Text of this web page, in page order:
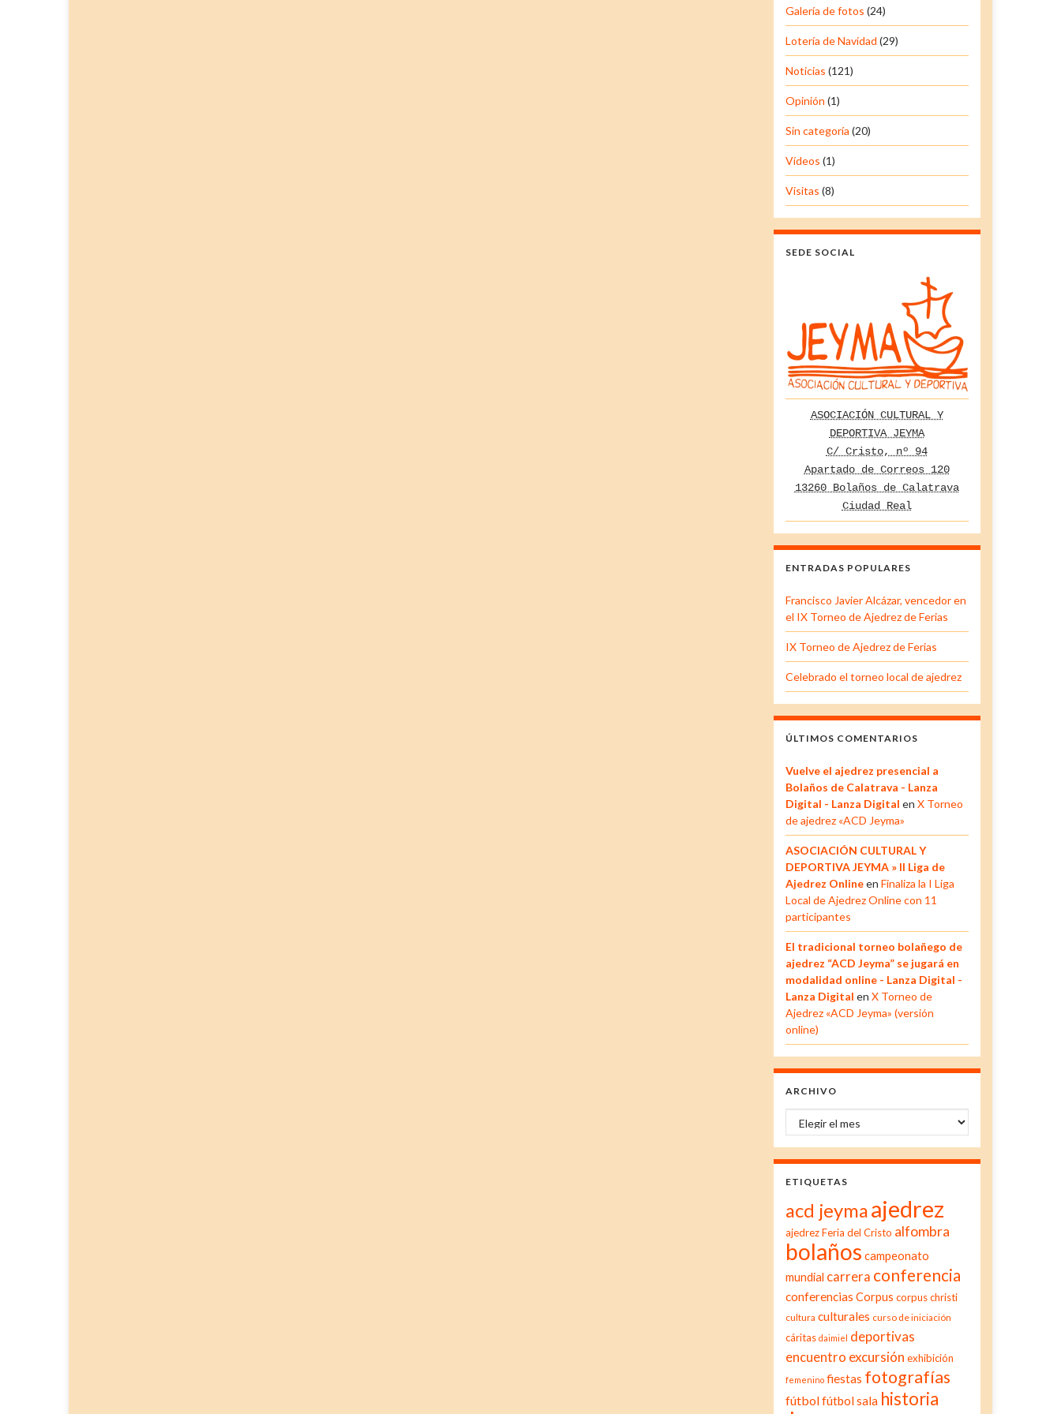
Galería de fotos (24)
Lotería de Navidad (29)
Noticias (121)
Opinión (1)
Sin categoría (20)
Vídeos (1)
Visitas (8)
SEDE SOCIAL
ASOCIACIÓN CULTURAL Y
DEPORTIVA JEYMA
C/ Cristo, nº 94
Apartado de Correos 120
13260 Bolaños de Calatrava
Ciudad Real
ENTRADAS POPULARES
Francisco Javier Alcázar, vencedor en
el IX Torneo de Ajedrez de Ferias
IX Torneo de Ajedrez de Ferias
Celebrado el torneo local de ajedrez
ÚLTIMOS COMENTARIOS
Vuelve el ajedrez presencial a
Bolaños de Calatrava - Lanza
Digital - Lanza Digital en X Torneo
de ajedrez «ACD Jeyma»
ASOCIACIÓN CULTURAL Y
DEPORTIVA JEYMA » II Liga de
Ajedrez Onlineen Finaliza la I Liga
Local de Ajedrez Online con 11
participantes
El tradicional torneo bolañego de
ajedrez “ACD Jeyma” se jugará en
modalidad online - Lanza Digital -
Lanza Digital en X Torneo de
Ajedrez «ACD Jeyma» (versión
online)
ARCHIVO
Archivo
ETIQUETAS
acd jeymaajedrez
ajedrez Feria del Cristo alfombra
bolaños campeonato
mundial carrera conferencia
conferencias Corpus corpus christi
cultura culturales curso de iniciación
cáritas daimiel deportivas
encuentro excursión exhibición
femenino fiestas fotografías
fútbolfútbol sala historia